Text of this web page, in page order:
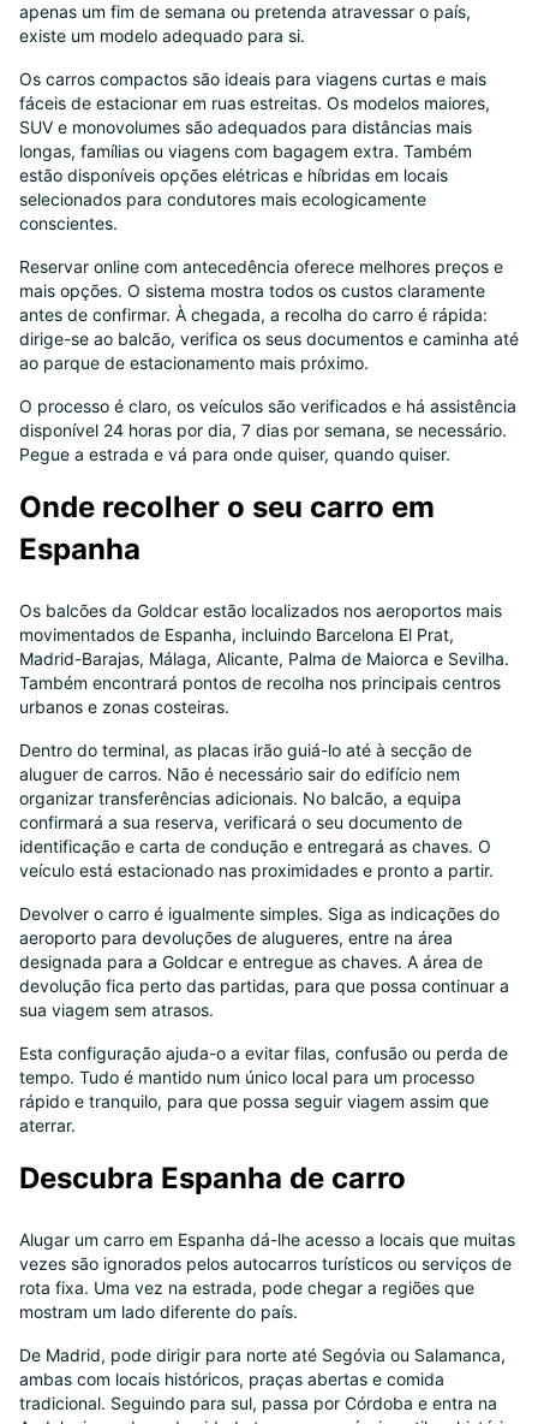
apenas um fim de semana ou pretenda atravessar o país,
existe um modelo adequado para si.
Os carros compactos são ideais para viagens curtas e mais
fáceis de estacionar em ruas estreitas. Os modelos maiores,
SUV e monovolumes são adequados para distâncias mais
longas, famílias ou viagens com bagagem extra. Também
estão disponíveis opções elétricas e híbridas em locais
selecionados para condutores mais ecologicamente
conscientes.
Reservar online com antecedência oferece melhores preços e
mais opções. O sistema mostra todos os custos claramente
antes de confirmar. À chegada, a recolha do carro é rápida:
dirige-se ao balcão, verifica os seus documentos e caminha até
ao parque de estacionamento mais próximo.
O processo é claro, os veículos são verificados e há assistência
disponível 24 horas por dia, 7 dias por semana, se necessário.
Pegue a estrada e vá para onde quiser, quando quiser.
Onde recolher o seu carro em
Espanha
Os balcões da Goldcar estão localizados nos aeroportos mais
movimentados de Espanha, incluindo Barcelona El Prat,
Madrid-Barajas, Málaga, Alicante, Palma de Maiorca e Sevilha.
Também encontrará pontos de recolha nos principais centros
urbanos e zonas costeiras.
Dentro do terminal, as placas irão guiá-lo até à secção de
aluguer de carros. Não é necessário sair do edifício nem
organizar transferências adicionais. No balcão, a equipa
confirmará a sua reserva, verificará o seu documento de
identificação e carta de condução e entregará as chaves. O
veículo está estacionado nas proximidades e pronto a partir.
Devolver o carro é igualmente simples. Siga as indicações do
aeroporto para devoluções de alugueres, entre na área
designada para a Goldcar e entregue as chaves. A área de
devolução fica perto das partidas, para que possa continuar a
sua viagem sem atrasos.
Esta configuração ajuda-o a evitar filas, confusão ou perda de
tempo. Tudo é mantido num único local para um processo
rápido e tranquilo, para que possa seguir viagem assim que
aterrar.
Descubra Espanha de carro
Alugar um carro em Espanha dá-lhe acesso a locais que muitas
vezes são ignorados pelos autocarros turísticos ou serviços de
rota fixa. Uma vez na estrada, pode chegar a regiões que
mostram um lado diferente do país.
De Madrid, pode dirigir para norte até Segóvia ou Salamanca,
ambas com locais históricos, praças abertas e comida
tradicional. Seguindo para sul, passa por Córdoba e entra na